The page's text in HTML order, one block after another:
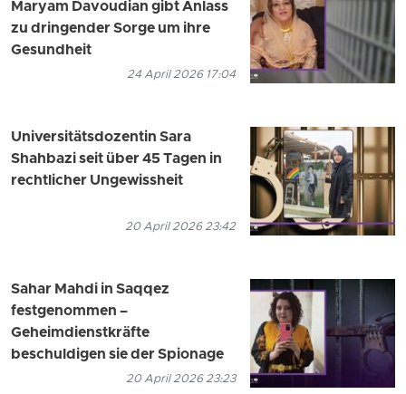
Maryam Davoudian gibt Anlass
zu dringender Sorge um ihre
Gesundheit
24 April 2026 17:04
Universitätsdozentin Sara
Shahbazi seit über 45 Tagen in
rechtlicher Ungewissheit
20 April 2026 23:42
Sahar Mahdi in Saqqez
festgenommen –
Geheimdienstkräfte
beschuldigen sie der Spionage
20 April 2026 23:23